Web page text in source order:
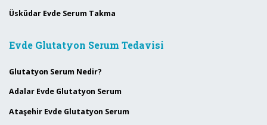
Üsküdar Evde Serum Takma
Evde Glutatyon Serum Tedavisi
Glutatyon Serum Nedir?
Adalar Evde Glutatyon Serum
Ataşehir Evde Glutatyon Serum